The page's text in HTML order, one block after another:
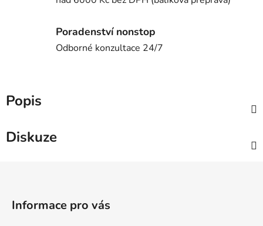
Poradenství nonstop
Odborné konzultace 24/7
Popis
Diskuze
Informace pro vás